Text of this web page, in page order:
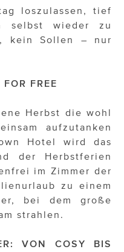
loszulassen, tief
selbst wieder zu
kein Sollen – nur
FREE
Herbst die wohl
aufzutanken
Hotel wird das
der Herbstferien
im Zimmer der
zu einem
bei dem große
strahlen.
VON COSY BIS